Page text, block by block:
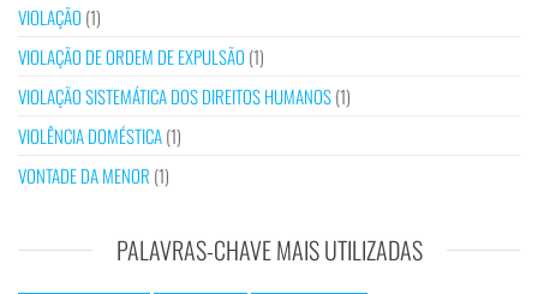
VIOLAÇÃO (1)
VIOLAÇÃO DE ORDEM DE EXPULSÃO (1)
VIOLAÇÃO SISTEMÁTICA DOS DIREITOS HUMANOS(1)
VIOLÊNCIA DOMÉSTICA(1)
VONTADE DA MENOR (1)
PALAVRAS-CHAVE MAIS UTILIZADAS